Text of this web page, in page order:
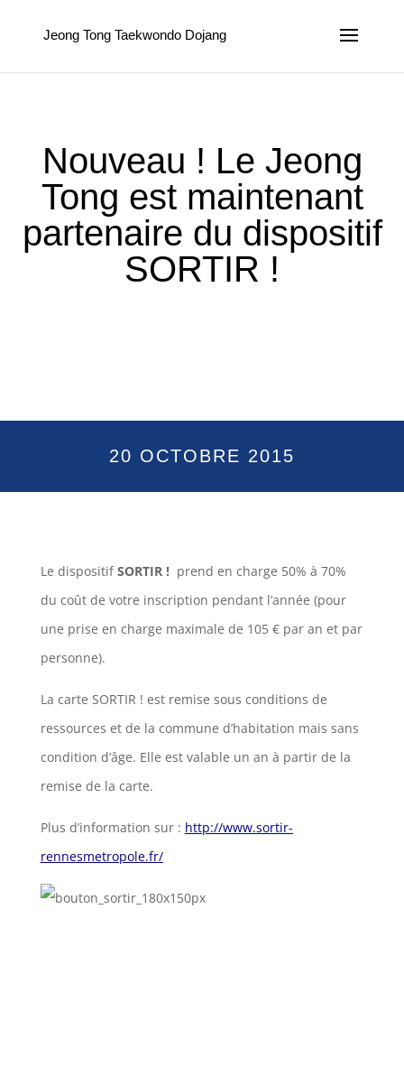
Jeong Tong Taekwondo Dojang
Nouveau ! Le Jeong
Tong est maintenant
partenaire du dispositif
SORTIR !
20 OCTOBRE 2015
Le dispositifSORTIR !prend en charge 50% à 70%
du coût de votre inscription pendant l’année (pour
une prise en charge maximale de 105 € par an et par
personne).
La carte SORTIR ! est remise sous conditions de
ressources et de la commune d’habitation mais sans
condition d’âge. Elle est valable un an à partir de la
remise de la carte.
Plus d’information sur : http://www.sortir-
rennesmetropole.fr/